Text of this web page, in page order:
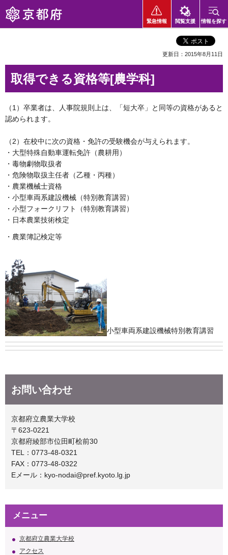
京都府
緊急情報 閲覧支援 情報を探す
更新日：2015年8月11日
取得できる資格等[農学科]
（1）卒業者は、人事院規則上は、「短大卒」と同等の資格があると
認められます。
（2）在校中に次の資格・免許の受験機会が与えられます。
・大型特殊自動車運転免許（農耕用）
・毒物劇物取扱者
・危険物取扱主任者（乙種・丙種）
・農業機械士資格
・小型車両系建設機械（特別教育講習）
・小型フォークリフト（特別教育講習）
・日本農業技術検定
・農業簿記検定等
小型車両系建設機械特別教育講習
お問い合わせ
京都府立農業大学校
〒623-0221
京都府綾部市位田町桧前30
TEL：0773-48-0321
FAX：0773-48-0322
Eメール：kyo-nodai@pref.kyoto.lg.jp
メニュー
京都府立農業大学校
アクセス